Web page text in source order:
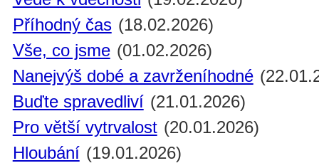
Příhodný čas (18.02.2026)
Vše, co jsme (01.02.2026)
Nanejvýš dobé a zavrženíhodné
Buďte spravedliví (21.01.2026)
Pro větší vytrvalost (20.01.2026)
Hloubání (19.01.2026)